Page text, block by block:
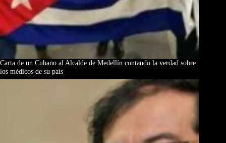
Carta de un Cubano al Alcalde de Medellín contando la verdad sobre
los médicos de su país